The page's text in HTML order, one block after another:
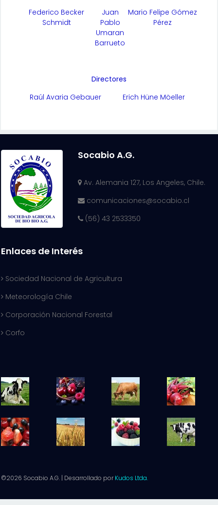
Federico Becker
Schmidt
Juan
Pablo
Umaran
Barrueto
Mario Felipe Gómez
Pérez
Directores
Raúl Avaria Gebauer
Erich Hüne Möeller
Socabio A.G.
Av. Alemania 127, Los Angeles, Chile.
comunicaciones@socabio.cl
(56) 43 2533350
Enlaces de Interés
Sociedad Nacional de Agricultura
Meteorología Chile
Corporación Nacional Forestal
Corfo
©2026 Socabio A.G. | Desarrollado porKudos Ltda.